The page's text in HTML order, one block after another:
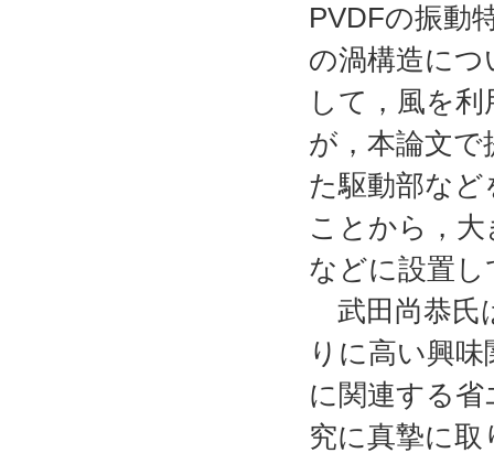
PVDFの振動
の渦構造に
して，風を
が，本論文
た駆動部な
ことから，
などに設置
武田尚恭氏
りに高い興
に関連する省
究に真摯に取